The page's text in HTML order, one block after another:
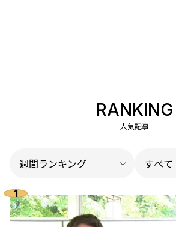
RANKING
人気記事